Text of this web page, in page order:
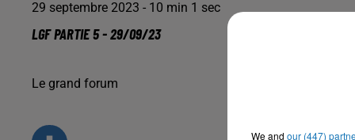
29 septembre 2023 - 10 min 1 sec
LGF PARTIE 5 - 29/09/23
Le grand forum
We and our (447)